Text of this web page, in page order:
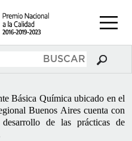
Básica Química ubicado en el
Buenos Aires cuenta con
de las prácticas de